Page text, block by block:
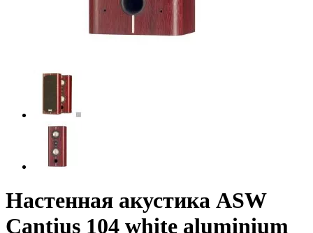
Настенная акустика ASW
Cantius 104 white aluminium